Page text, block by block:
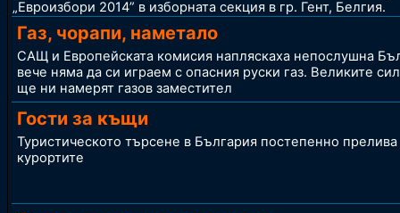
„Евроизбори 2014” в изборната секция в гр. Гент, Белгия.
Газ, чорапи, наметало
САЩ и Европейската комисия напляскаха непослушна
вече няма да си играем с опасния руски газ. Великите
ще ни намерят газов заместител
Гости за къщи
Туристическото търсене в България постепенно
курортите